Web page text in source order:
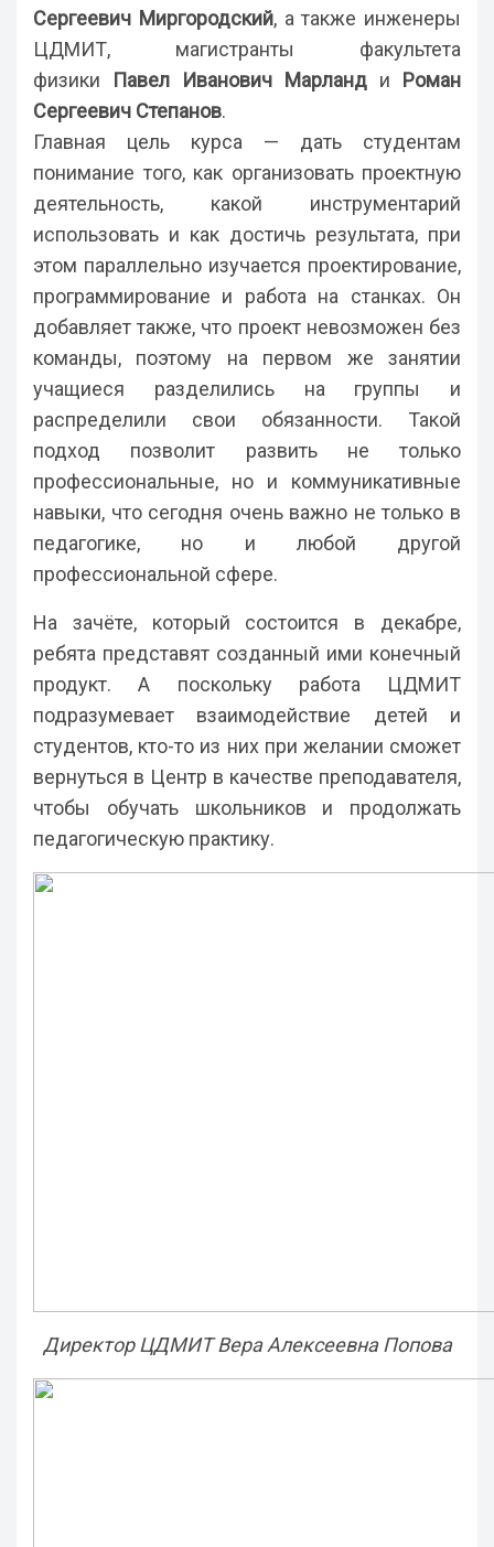
Сергеевич Миргородский, а также инженеры
ЦДМИТ, магистранты факультета
физики Павел Иванович Марланд и Роман
Сергеевич Степанов.
Главная цель курса — дать студентам
понимание того, как организовать проектную
деятельность, какой инструментарий
использовать и как достичь результата, при
этом параллельно изучается проектирование,
программирование и работа на станках. Он
добавляет также, что проект невозможен без
команды, поэтому на первом же занятии
учащиеся разделились на группы и
распределили свои обязанности. Такой
подход позволит развить не только
профессиональные, но и коммуникативные
навыки, что сегодня очень важно не только в
педагогике, но и любой другой
профессиональной сфере.
На зачёте, который состоится в декабре,
ребята представят созданный ими конечный
продукт. А поскольку работа ЦДМИТ
подразумевает взаимодействие детей и
студентов, кто-то из них при желании сможет
вернуться в Центр в качестве преподавателя,
чтобы обучать школьников и продолжать
педагогическую практику.
Директор ЦДМИТ Вера Алексеевна Попова